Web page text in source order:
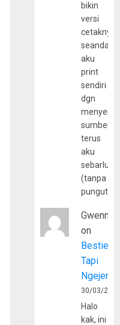
bikin
versi
cetaknya
aku
print
sendiri
dgn
sumber
terus
aku
(tanpa
Gwenny
on
Bestie
Tapi
30/03/
Halo
kak, ini